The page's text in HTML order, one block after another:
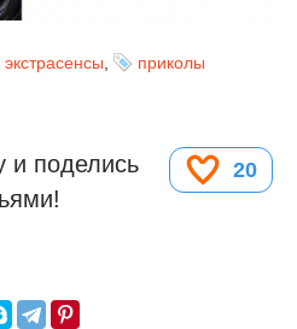
экстрасенсы, приколы
20
и поделись